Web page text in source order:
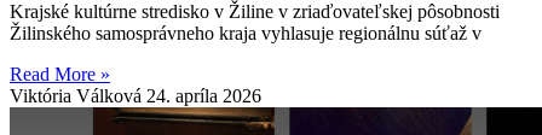
Krajské kultúrne stredisko v Žiline v zriaďovateľskej pôsobnosti
Žilinského samosprávneho kraja vyhlasuje regionálnu súťaž v
Read More »
Viktória Válková 24. apríla 2026